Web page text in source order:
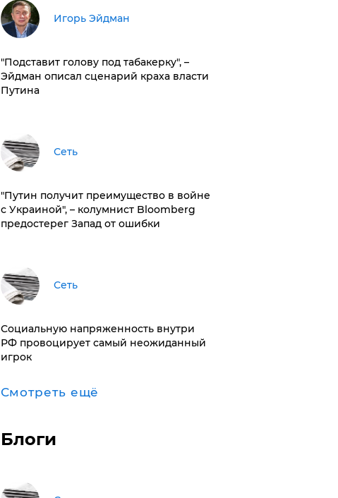
Игорь Эйдман
​"Подставит голову под табакерку", –
Эйдман описал сценарий краха власти
Путина
Сеть
"Путин получит преимущество в войне
с Украиной", – колумнист Bloomberg
предостерег Запад от ошибки
Сеть
Социальную напряженность внутри
РФ провоцирует самый неожиданный
игрок
Смотреть ещё
Блоги